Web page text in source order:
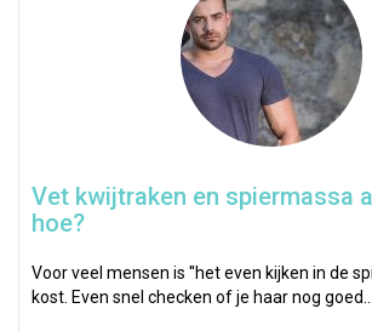
Vet kwijtraken en spiermassa
hoe?
Voor veel mensen is ''het even kijken in de
kost. Even snel checken of je haar nog goed…